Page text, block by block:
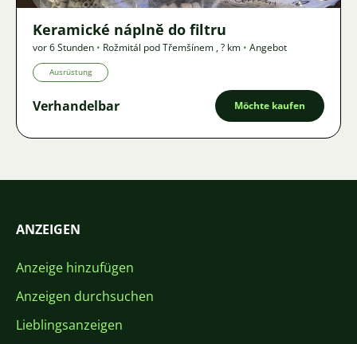
Keramické náplně do filtru
vor 6 Stunden • Rožmitál pod Třemšínem ,? km • Angebot
Ausrüstung
Verhandelbar Möchte kaufen
ANZEIGEN
Anzeige hinzufügen
Anzeigen durchsuchen
Lieblingsanzeigen